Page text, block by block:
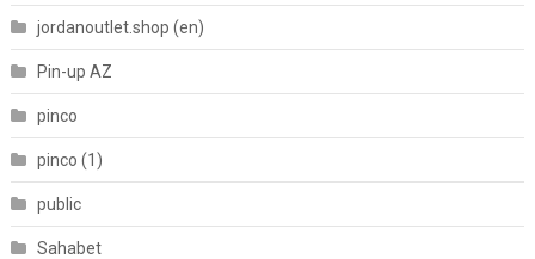
jordanoutlet.shop (en)
Pin-up AZ
pinco
pinco (1)
public
Sahabet